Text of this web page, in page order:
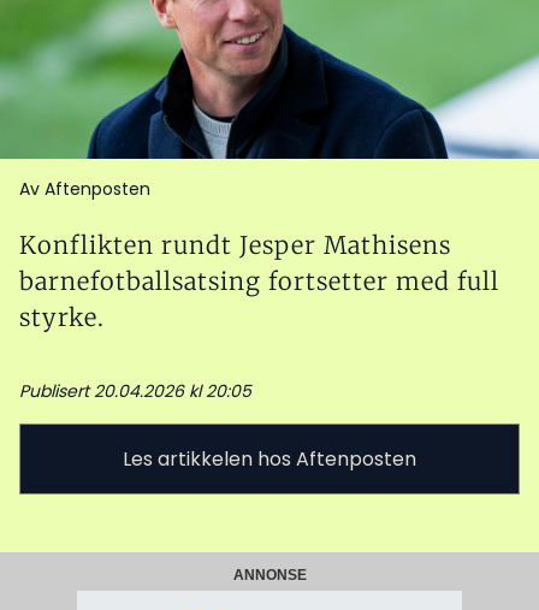
Av Aftenposten
Konflikten rundt Jesper Mathisens
barnefotballsatsing fortsetter med full
styrke.
Publisert 20.04.2026 kl 20:05
Les artikkelen hos Aftenposten
ANNONSE